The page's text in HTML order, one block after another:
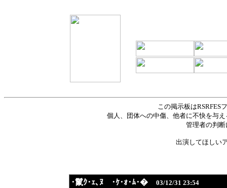
この掲示板はRSRFES
個人、団体への中傷、他者に不快を与
管理者の判
出演してほしい
･鬣ｸ･ｪ､ﾇ ･ｹ･ｫ･ﾑ･� 03/12/31 23:54